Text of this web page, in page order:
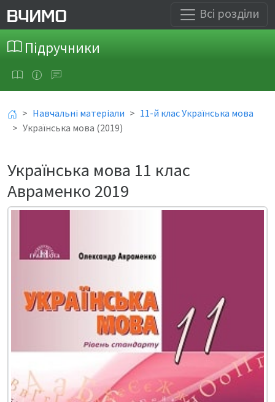
Всі розділи
Підручники
Навчальні матеріали
11-й клас Українська мова
Українська мова (2019)
Українська мова 11 клас
Авраменко 2019